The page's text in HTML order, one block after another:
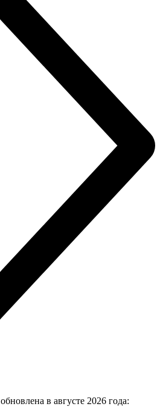
обновлена в августе 2026 года: